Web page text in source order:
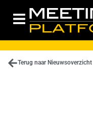
Terug naar Nieuwsoverzicht